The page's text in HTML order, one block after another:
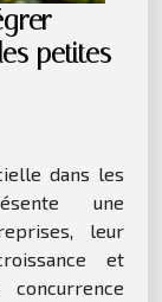
petites
dans les
une
leur
et